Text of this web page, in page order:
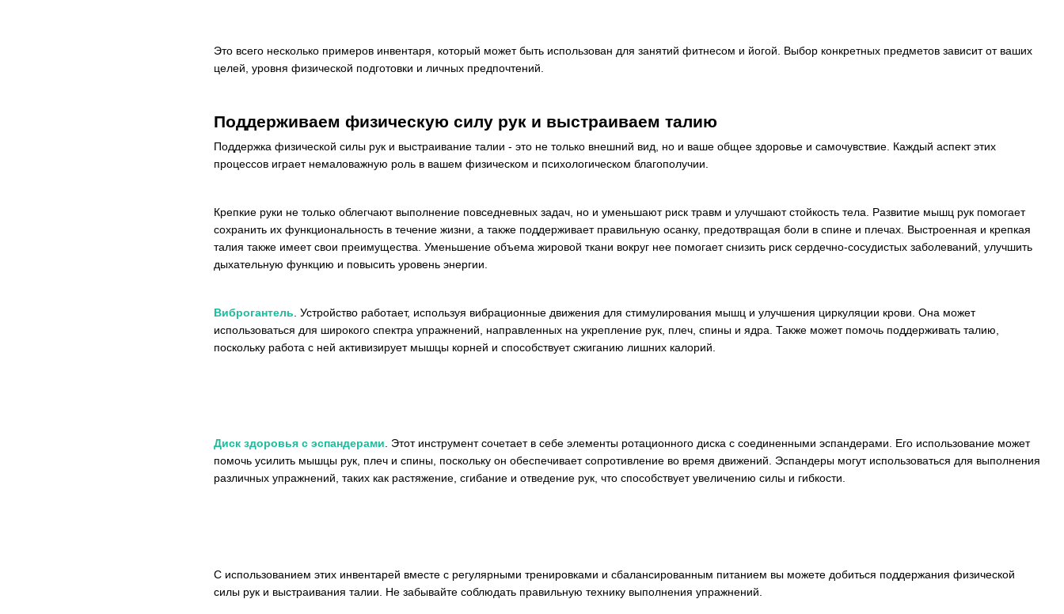
Это всего несколько примеров инвентаря, который может быть использован для занятий фитнесом и йогой. Выбор конкретных предметов зависит от ваших
целей, уровня физической подготовки и личных предпочтений.
Поддерживаем физическую силу рук и выстраиваем талию
Поддержка физической силы рук и выстраивание талии - это не только внешний вид, но и ваше общее здоровье и самочувствие. Каждый аспект этих
процессов играет немаловажную роль в вашем физическом и психологическом благополучии.
Крепкие руки не только облегчают выполнение повседневных задач, но и уменьшают риск травм и улучшают стойкость тела. Развитие мышц рук помогает
сохранить их функциональность в течение жизни, а также поддерживает правильную осанку, предотвращая боли в спине и плечах. Выстроенная и крепкая
талия также имеет свои преимущества. Уменьшение объема жировой ткани вокруг нее помогает снизить риск сердечно-сосудистых заболеваний, улучшить
дыхательную функцию и повысить уровень энергии.
Виброгантель . Устройство работает, используя вибрационные движения для стимулирования мышц и улучшения циркуляции крови. Она может
использоваться для широкого спектра упражнений, направленных на укрепление рук, плеч, спины и ядра. Также может помочь поддерживать талию,
поскольку работа с ней активизирует мышцы корней и способствует сжиганию лишних калорий.
Диск здоровья с эспандерами. Этот инструмент сочетает в себе элементы ротационного диска с соединенными эспандерами. Его использование может
помочь усилить мышцы рук, плеч и спины, поскольку он обеспечивает сопротивление во время движений. Эспандеры могут использоваться для выполнения
различных упражнений, таких как растяжение, сгибание и отведение рук, что способствует увеличению силы и гибкости.
С использованием этих инвентарей вместе с регулярными тренировками и сбалансированным питанием вы можете добиться поддержания физической
силы рук и выстраивания талии. Не забывайте соблюдать правильную технику выполнения упражнений.